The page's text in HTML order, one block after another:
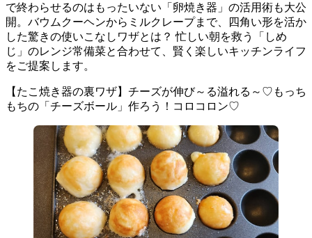
で終わらせるのはもったいない「卵焼き器」の活用術も大公
開。バウムクーヘンからミルクレープまで、四角い形を活か
した驚きの使いこなしワザとは？ 忙しい朝を救う「しめ
じ」のレンジ常備菜と合わせて、賢く楽しいキッチンライフ
をご提案します。
【たこ焼き器の裏ワザ】チーズが伸び～る溢れる～♡もっち
もちの「チーズボール」作ろう！コロコロン♡